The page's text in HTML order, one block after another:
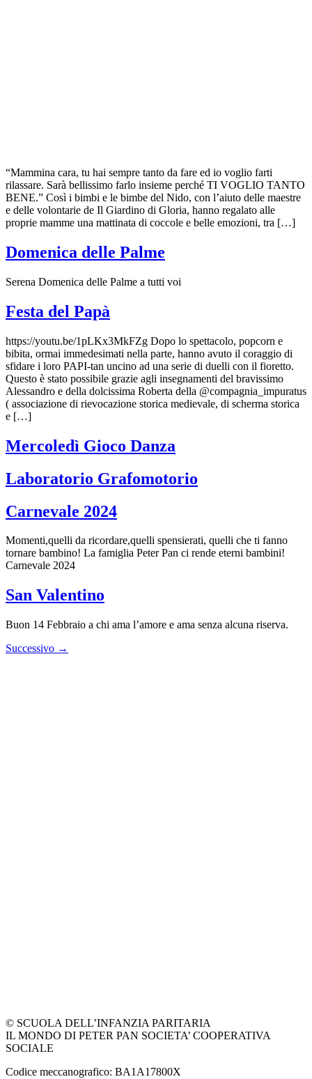
“Mammina cara, tu hai sempre tanto da fare ed io voglio farti
rilassare. Sarà bellissimo farlo insieme perché TI VOGLIO TANTO
BENE.” Così i bimbi e le bimbe del Nido, con l’aiuto delle maestre
e delle volontarie de Il Giardino di Gloria, hanno regalato alle
proprie mamme una mattinata di coccole e belle emozioni, tra […]
Domenica delle Palme
Serena Domenica delle Palme a tutti voi
Festa del Papà
https://youtu.be/1pLKx3MkFZg Dopo lo spettacolo, popcorn e
bibita, ormai immedesimati nella parte, hanno avuto il coraggio di
sfidare i loro PAPI-tan uncino ad una serie di duelli con il fioretto.
Questo è stato possibile grazie agli insegnamenti del bravissimo
Alessandro e della dolcissima Roberta della @compagnia_impuratus
( associazione di rievocazione storica medievale, di scherma storica
e […]
Mercoledì Gioco Danza
Laboratorio Grafomotorio
Carnevale 2024
Momenti,quelli da ricordare,quelli spensierati, quelli che ti fanno
tornare bambino! La famiglia Peter Pan ci rende eterni bambini!
Carnevale 2024
San Valentino
Buon 14 Febbraio a chi ama l’amore e ama senza alcuna riserva.
Successivo →
© SCUOLA DELL’INFANZIA PARITARIA
IL MONDO DI PETER PAN SOCIETA’ COOPERATIVA
SOCIALE
Codice meccanografico: BA1A17800X